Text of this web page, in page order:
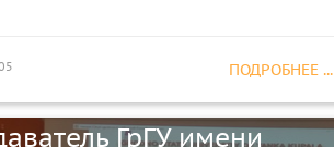
ПОДРОБНЕЕ ...
ГрГУ имени